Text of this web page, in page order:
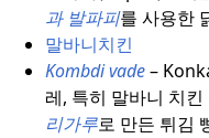
과 발파피를 사용한
말바니치킨
Kombdi vade–
레, 특히 말바니 치
리가루로 만든 튀김